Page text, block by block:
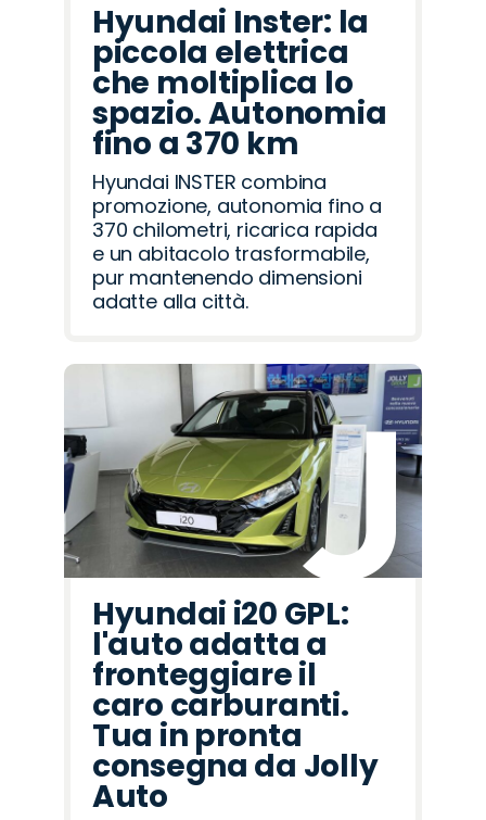
Hyundai Inster: la
piccola elettrica
che moltiplica lo
spazio. Autonomia
fino a 370 km
Hyundai INSTER combina
promozione, autonomia fino a
370 chilometri, ricarica rapida
e un abitacolo trasformabile,
pur mantenendo dimensioni
adatte alla città.
Hyundai i20 GPL:
l'auto adatta a
fronteggiare il
caro carburanti.
Tua in pronta
consegna da Jolly
Auto